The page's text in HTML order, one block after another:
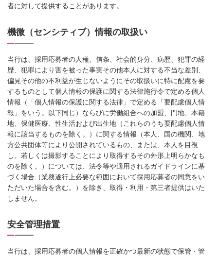
者に対して提供することがあります。
機微（センシティブ）情報の取扱い
当行は、採用応募者の人種、信条、社会的身分、病歴、犯罪の経
歴、犯罪により害を被った事実その他本人に対する不当な差別、
偏見その他の不利益が生じないようにその取扱いに特に配慮を要
するものとして個人情報の保護に関する法律施行令で定める個人
情報（「個人情報の保護に関する法律」で定める「要配慮個人情
報」をいう。以下同じ）ならびに労働組合への加盟、門地、本籍
地、保健医療、性生活および出生地（これらのうち要配慮個人情
報に該当するものを除く。）に関する情報（本人、国の機関、地
方公共団体等により公開されているもの、または、本人を目視
し、若しくは撮影することにより取得するその外形上明らかなも
のを除く。）については、法令等や適用されるガイドラインに基
づく場合（業務遂行上必要な範囲において採用応募者の同意をい
ただいた場合を含む。）を除き、取得・利用・第三者提供はいた
しません。
安全管理措置
当行は、採用応募者の個人情報を正確かつ最新の状態で保管・管